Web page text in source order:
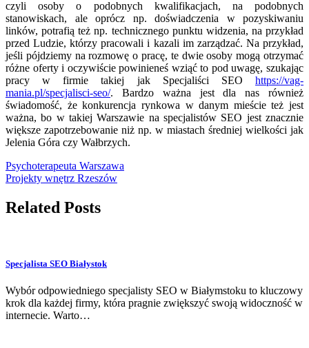
czyli osoby o podobnych kwalifikacjach, na podobnych
stanowiskach, ale oprócz np. doświadczenia w pozyskiwaniu
linków, potrafią też np. technicznego punktu widzenia, na przykład
przed Ludzie, którzy pracowali i kazali im zarządzać. Na przykład,
jeśli pójdziemy na rozmowę o pracę, te dwie osoby mogą otrzymać
różne oferty i oczywiście powinieneś wziąć to pod uwagę, szukając
pracy w firmie takiej jak Specjaliści SEO https://vag-
mania.pl/specjalisci-seo/. Bardzo ważna jest dla nas również
świadomość, że konkurencja rynkowa w danym mieście też jest
ważna, bo w takiej Warszawie na specjalistów SEO jest znacznie
większe zapotrzebowanie niż np. w miastach średniej wielkości jak
Jelenia Góra czy Wałbrzych.
Nawigacja
wpisu
Psychoterapeuta Warszawa
Projekty wnętrz Rzeszów
Related Posts
Specjalista SEO Białystok
Wybór odpowiedniego specjalisty SEO w Białymstoku to kluczowy
krok dla każdej firmy, która pragnie zwiększyć swoją widoczność w
internecie. Warto…